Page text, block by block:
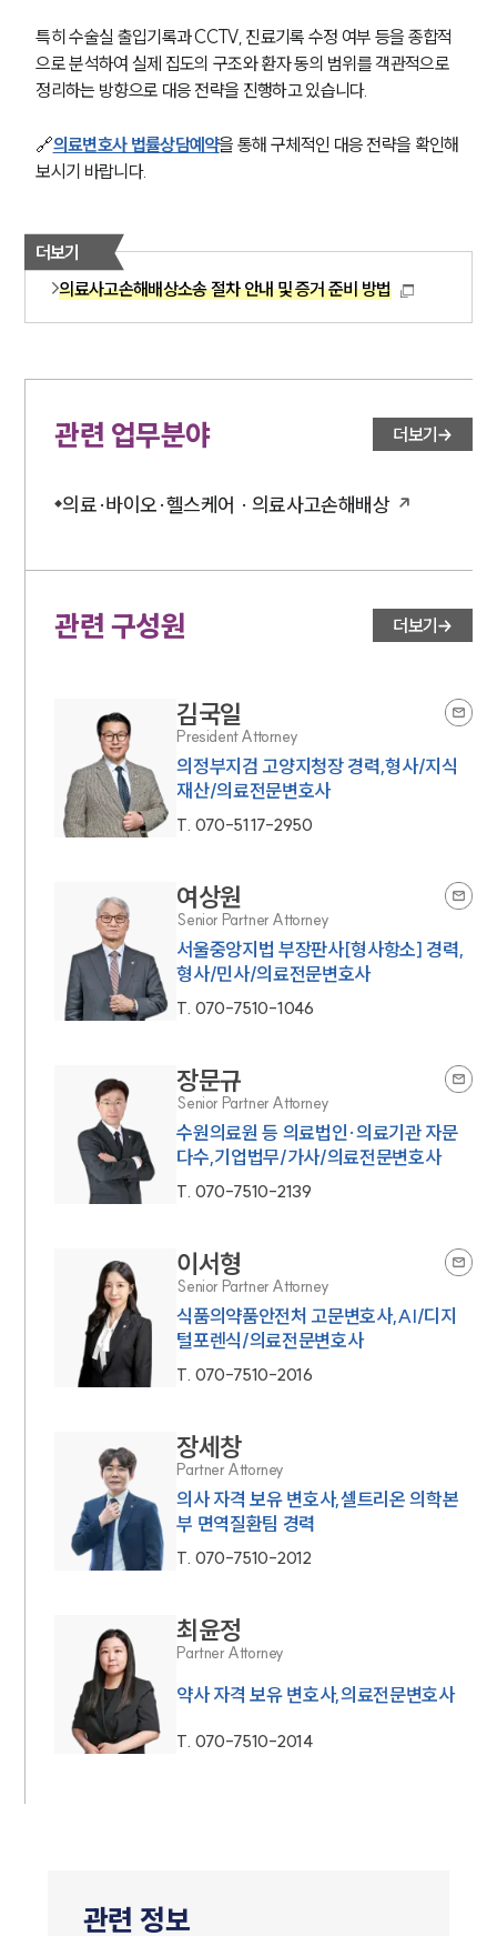
특히 수술실 출입기록과 CCTV, 진료기록 수정 여부 등을 종합적
으로 분석하여 실제 집도의 구조와 환자 동의 범위를 객관적으로
정리하는 방향으로 대응 전략을 진행하고 있습니다.
🔗의료변호사 법률상담예약을 통해 구체적인 대응 전략을 확인해
보시기 바랍니다.
더보기
의료사고손해배상소송 절차 안내 및 증거 준비 방법
관련 업무분야 더보기
의료·바이오·헬스케어 · 의료사고손해배상
관련 구성원 더보기
김국일
President Attorney
의정부지검 고양지청장 경력,형사/지식
재산/의료전문변호사
T. 070-5117-2950
여상원
Senior Partner Attorney
서울중앙지법 부장판사[형사항소] 경력,
형사/민사/의료전문변호사
T. 070-7510-1046
장문규
Senior Partner Attorney
수원의료원 등 의료법인·의료기관 자문
다수,기업법무/가사/의료전문변호사
T. 070-7510-2139
이서형
Senior Partner Attorney
식품의약품안전처 고문변호사,AI/디지
털포렌식/의료전문변호사
T. 070-7510-2016
장세창
Partner Attorney
의사 자격 보유 변호사,셀트리온 의학본
부 면역질환팀 경력
T. 070-7510-2012
최윤정
Partner Attorney
약사 자격 보유 변호사,의료전문변호사
T. 070-7510-2014
관련 정보